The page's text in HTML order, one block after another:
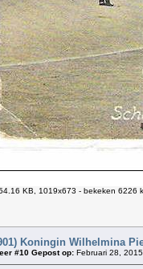
KB, 1019x673 - bekeken 6226
Koningin Wilhelmina
#10 Gepost op: Februari 28,